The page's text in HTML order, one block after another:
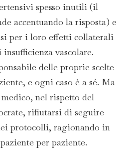
spesso inutili (il
accentuando la risposta) e
per i loro effetti collaterali
vascolare.
delle proprie scelte
e ogni caso è a sé. Ma
nel rispetto del
rifiutarsi di seguire
protocolli, ragionando in
per paziente.